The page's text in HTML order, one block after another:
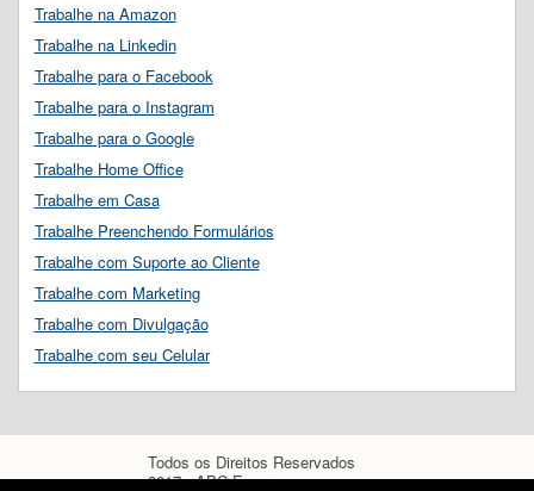
Trabalhe na Amazon
Trabalhe na Linkedin
Trabalhe para o Facebook
Trabalhe para o Instagram
Trabalhe para o Google
Trabalhe Home Office
Trabalhe em Casa
Trabalhe Preenchendo Formulários
Trabalhe com Suporte ao Cliente
Trabalhe com Marketing
Trabalhe com Divulgação
Trabalhe com seu Celular
Todos os Direitos Reservados
2017 - ABC Empregos